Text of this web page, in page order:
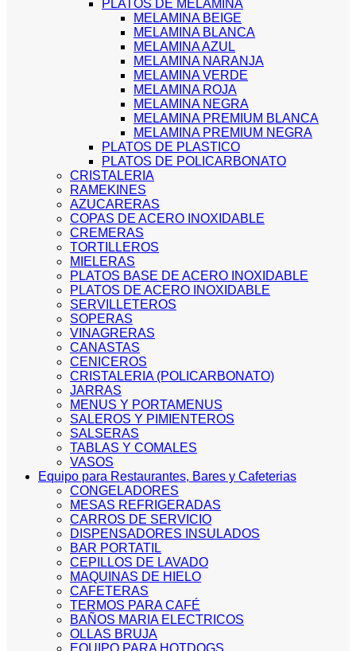
PLATOS DE MELAMINA
MELAMINA BEIGE
MELAMINA BLANCA
MELAMINA AZUL
MELAMINA NARANJA
MELAMINA VERDE
MELAMINA ROJA
MELAMINA NEGRA
MELAMINA PREMIUM BLANCA
MELAMINA PREMIUM NEGRA
PLATOS DE PLASTICO
PLATOS DE POLICARBONATO
CRISTALERIA
RAMEKINES
AZUCARERAS
COPAS DE ACERO INOXIDABLE
CREMERAS
TORTILLEROS
MIELERAS
PLATOS BASE DE ACERO INOXIDABLE
PLATOS DE ACERO INOXIDABLE
SERVILLETEROS
SOPERAS
VINAGRERAS
CANASTAS
CENICEROS
CRISTALERIA (POLICARBONATO)
JARRAS
MENUS Y PORTAMENUS
SALEROS Y PIMIENTEROS
SALSERAS
TABLAS Y COMALES
VASOS
Equipo para Restaurantes, Bares y Cafeterias
CONGELADORES
MESAS REFRIGERADAS
CARROS DE SERVICIO
DISPENSADORES INSULADOS
BAR PORTATIL
CEPILLOS DE LAVADO
MAQUINAS DE HIELO
CAFETERAS
TERMOS PARA CAFÉ
BAÑOS MARIA ELECTRICOS
OLLAS BRUJA
EQUIPO PARA HOTDOGS